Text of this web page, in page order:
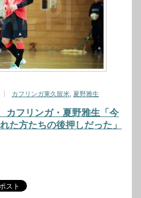
カフリンガ東久留米 夏野雅生
カフリンガ・夏野雅生「今
た方たちの後押しだった」